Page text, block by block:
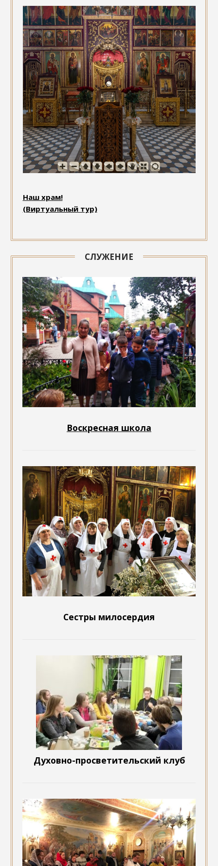
Наш храм!
(Виртуальный тур)
СЛУЖЕНИЕ
Воскресная школа
Сестры милосердия
Духовно-просветительский клуб